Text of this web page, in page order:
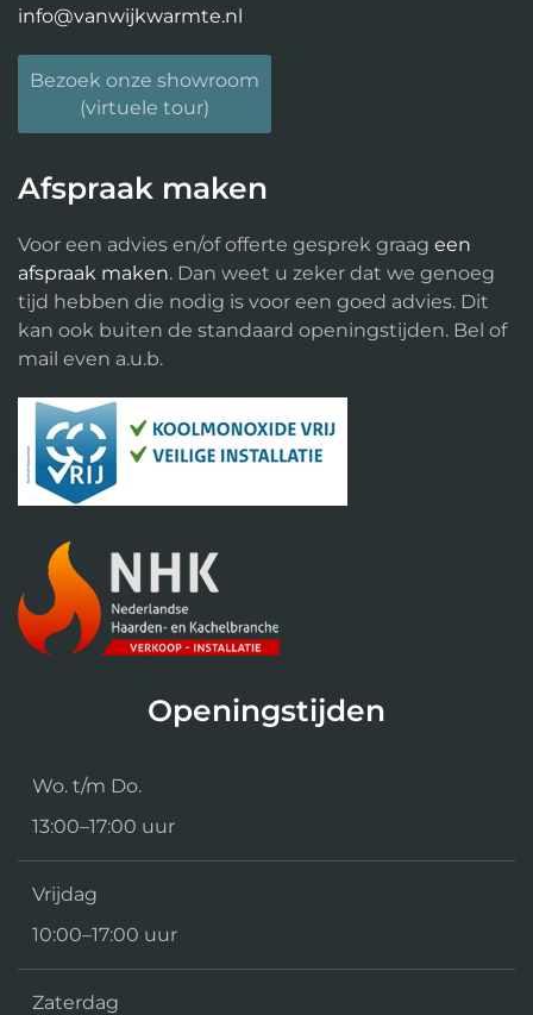
info@vanwijkwarmte.nl
Bezoek onze showroom
(virtuele tour)
Afspraak maken
Voor een advies en/of offerte gesprek graag een
afspraak maken. Dan weet u zeker dat we genoeg
tijd hebben die nodig is voor een goed advies. Dit
kan ook buiten de standaard openingstijden. Bel of
mail even a.u.b.
Openingstijden
Wo. t/m Do.
13:00–17:00 uur
Vrijdag
10:00–17:00 uur
Zaterdag